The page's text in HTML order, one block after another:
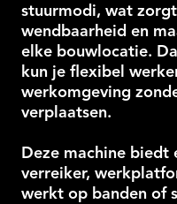
stuurmodi, wat
wendbaarheid en
elke bouwlocatie.
kun je flexibel
werkomgeving
verplaatsen.
Deze machine biedt
verreiker,
werkt op banden of